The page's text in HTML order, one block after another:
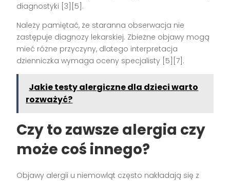
diagnostyki [3][5].
Należy pamiętać, że staranna obserwacja nie
zastępuje diagnozy lekarskiej. Zbieżne objawy mogą
mieć różne przyczyny, dlatego interpretacja
dzienniczka wymaga oceny specjalisty [5][7].
Jakie testy alergiczne dla dzieci warto
rozważyć?
Czy to zawsze alergia czy
może coś innego?
Objawy alergii u niemowląt często nakładają się z